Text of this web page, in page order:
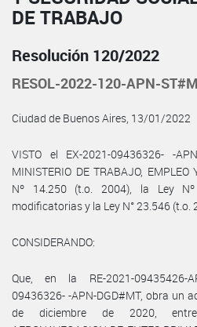
DE TRABAJO
Resolución 120/2022
RESOL-2022-120-APN-
Ciudad de Buenos Aires, 13/01/2022
VISTO el EX-2021-09436326- -
MINISTERIO DE TRABAJO, EMPLEO
Nº 14.250 (t.o. 2004), la Ley
modificatorias y la Ley N° 23.546 (t.o.
CONSIDERANDO:
Que, en la RE-2021-09435426-
09436326- -APN-DGD#MT, obra un
de diciembre de 2020, entre